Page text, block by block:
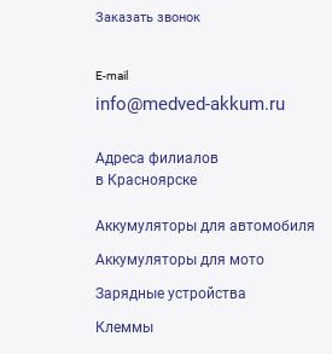
Заказать звонок
E-mail
info@medved-akkum.ru
Адреса филиалов
в Красноярске
Аккумуляторы для автомобиля
Аккумуляторы для мото
Зарядные устройства
Клеммы